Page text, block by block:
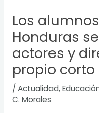
Los
Honduras
actores y
propio corto
/ Actualidad,
C. Morales